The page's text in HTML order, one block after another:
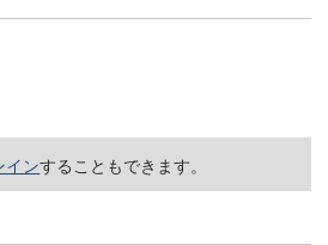
インすることもできます。